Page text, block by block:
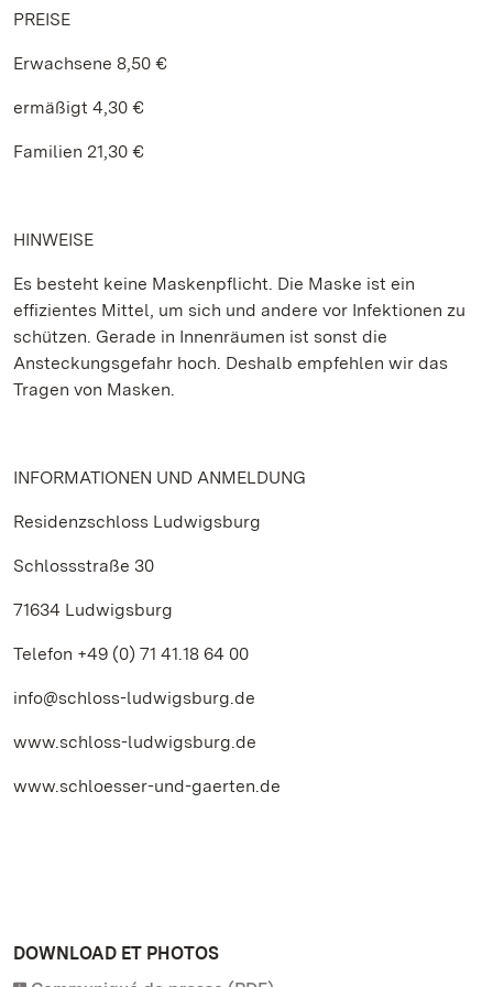
PREISE
Erwachsene 8,50 €
ermäßigt 4,30 €
Familien 21,30 €
HINWEISE
Es besteht keine Maskenpflicht. Die Maske ist ein
effizientes Mittel, um sich und andere vor Infektionen zu
schützen. Gerade in Innenräumen ist sonst die
Ansteckungsgefahr hoch. Deshalb empfehlen wir das
Tragen von Masken.
INFORMATIONEN UND ANMELDUNG
Residenzschloss Ludwigsburg
Schlossstraße 30
71634 Ludwigsburg
Telefon +49 (0) 71 41.18 64 00
info@schloss-ludwigsburg.de
www.schloss-ludwigsburg.de
www.schloesser-und-gaerten.de
DOWNLOAD ET PHOTOS